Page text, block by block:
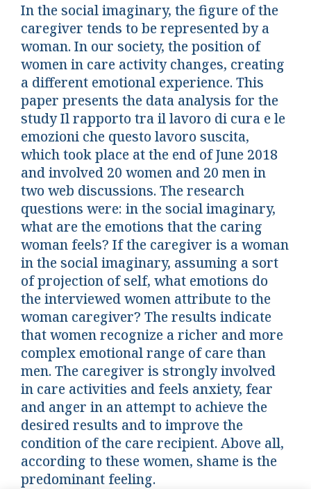
In the social imaginary, the figure of the
caregiver tends to be represented by a
woman. In our society, the position of
women in care activity changes, creating
a different emotional experience. This
paper presents the data analysis for the
study Il rapporto tra il lavoro di cura e le
emozioni che questo lavoro suscita,
which took place at the end of June 2018
and involved 20 women and 20 men in
two web discussions. The research
questions were: in the social imaginary,
what are the emotions that the caring
woman feels? If the caregiver is a woman
in the social imaginary, assuming a sort
of projection of self, what emotions do
the interviewed women attribute to the
woman caregiver? The results indicate
that women recognize a richer and more
complex emotional range of care than
men. The caregiver is strongly involved
in care activities and feels anxiety, fear
and anger in an attempt to achieve the
desired results and to improve the
condition of the care recipient. Above all,
according to these women, shame is the
predominant feeling.